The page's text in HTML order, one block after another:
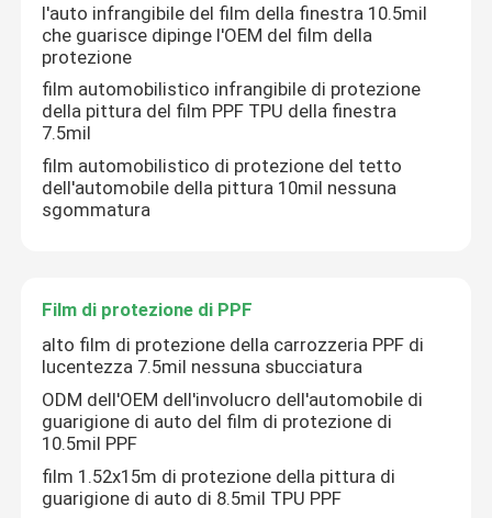
l'auto infrangibile del film della finestra 10.5mil
che guarisce dipinge l'OEM del film della
protezione
film automobilistico infrangibile di protezione
della pittura del film PPF TPU della finestra
7.5mil
film automobilistico di protezione del tetto
dell'automobile della pittura 10mil nessuna
sgommatura
Film di protezione di PPF
alto film di protezione della carrozzeria PPF di
lucentezza 7.5mil nessuna sbucciatura
ODM dell'OEM dell'involucro dell'automobile di
guarigione di auto del film di protezione di
10.5mil PPF
film 1.52x15m di protezione della pittura di
guarigione di auto di 8.5mil TPU PPF